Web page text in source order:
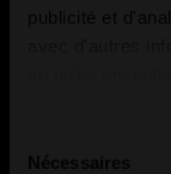
publicité et
Nécessaires